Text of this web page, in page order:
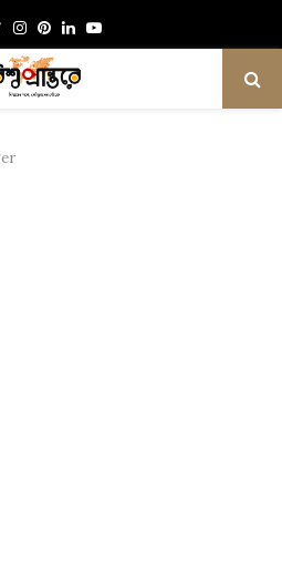
TwitterInstagram
Pinterest
LinkedinYoutube